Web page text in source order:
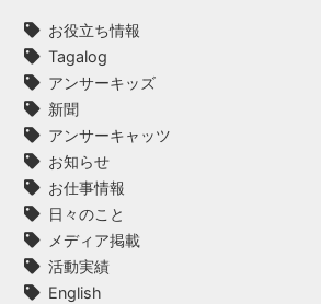
お役立ち情報
Tagalog
アンサーキッズ
新聞
アンサーキャッツ
お知らせ
お仕事情報
日々のこと
メディア掲載
活動実績
English